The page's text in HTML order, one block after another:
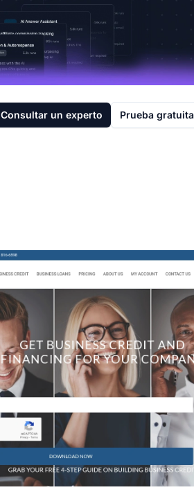
Consultar un experto Prueba gratuita